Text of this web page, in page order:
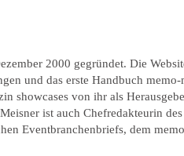
2000 gegründet. Die
und das erste Handbuch
showcases von ihr als
ist auch Chefredakteurin
Eventbranchenbriefs, dem